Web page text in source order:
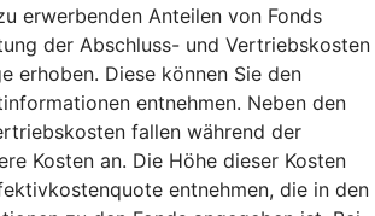
erwerbenden Anteilen von Fonds
der Abschluss- und Vertriebskosten
erhoben. Diese können Sie den
entnehmen. Neben den
fallen während der
Kosten an. Die Höhe dieser Kosten
entnehmen, die in den